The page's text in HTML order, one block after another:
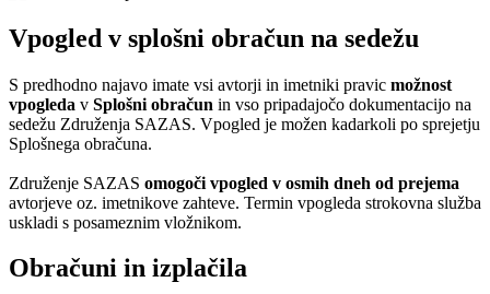
Vpogled v splošni obračun na sedežu
S predhodno najavo imate vsi avtorji in imetniki pravic možnost
vpogleda v Splošni obračun in vso pripadajočo dokumentacijo na
sedežu Združenja SAZAS. Vpogled je možen kadarkoli po sprejetju
Splošnega obračuna.
Združenje SAZAS omogoči vpogled v osmih dneh od prejema
avtorjeve oz. imetnikove zahteve. Termin vpogleda strokovna služba
uskladi s posameznim vložnikom.
Obračuni in izplačila